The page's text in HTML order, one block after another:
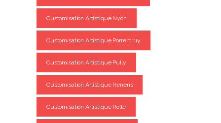
Customisation Artistique Nyon
Customisation Artistique Porrentruy
Customisation Artistique Pully
Customisation Artistique Renens
Customisation Artistique Rolle